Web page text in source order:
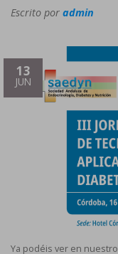
Escrito por admin
13
JUN
Ya podéis ver en nuestro